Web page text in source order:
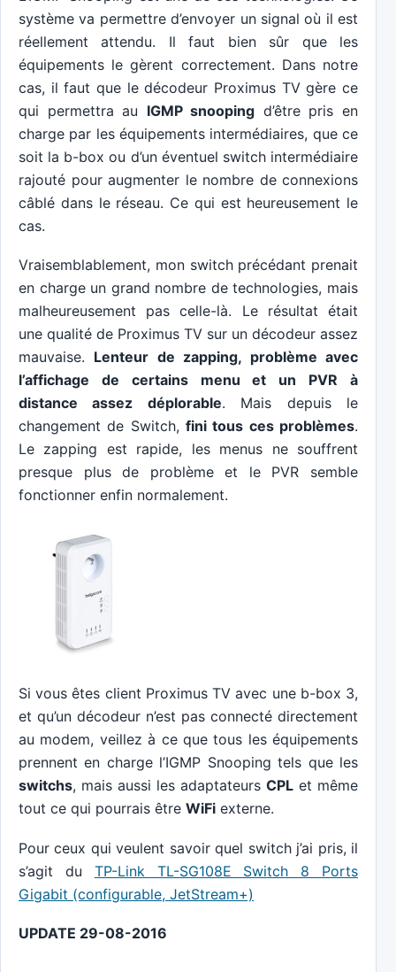
système va permettre d’envoyer un signal où il est
réellement attendu. Il faut bien sûr que les
équipements le gèrent correctement. Dans notre
cas, il faut que le décodeur Proximus TV gère ce
qui permettra au IGMP snooping d’être pris en
charge par les équipements intermédiaires, que ce
soit la b-box ou d’un éventuel switch intermédiaire
rajouté pour augmenter le nombre de connexions
câblé dans le réseau. Ce qui est heureusement le
cas.
Vraisemblablement, mon switch précédant prenait
en charge un grand nombre de technologies, mais
malheureusement pas celle-là. Le résultat était
une qualité de Proximus TV sur un décodeur assez
mauvaise. Lenteur de zapping, problème avec
l’affichage de certains menu et un PVR à
distance assez déplorable. Mais depuis le
changement de Switch, fini tous ces problèmes.
Le zapping est rapide, les menus ne souffrent
presque plus de problème et le PVR semble
fonctionner enfin normalement.
Si vous êtes client Proximus TV avec une b-box 3,
et qu’un décodeur n’est pas connecté directement
au modem, veillez à ce que tous les équipements
prennent en charge l’IGMP Snooping tels que les
switchs, mais aussi les adaptateurs CPL et même
tout ce qui pourrais être WiFi externe.
Pour ceux qui veulent savoir quel switch j’ai pris, il
s’agit du TP-Link TL-SG108E Switch 8 Ports
Gigabit (configurable, JetStream+)
UPDATE 29-08-2016